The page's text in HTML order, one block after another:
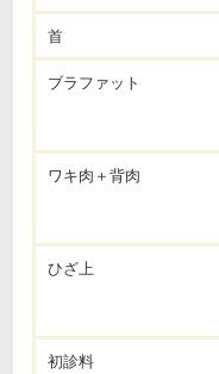
首
ブラファット
ワキ肉＋背肉
ひざ上
初診料